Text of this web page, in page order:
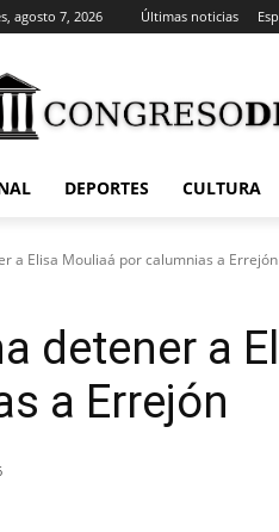
agosto 7, 2026 Últimas noticias
DEPORTES CULTURA
a Elisa Mouliaá por calumnias a Errejón
detener a
a Errejón